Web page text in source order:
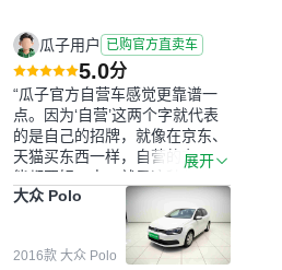
瓜子用户 已购官方直卖车
5.0分
“瓜子官方自营车感觉更靠谱一
点。因为‘自营’这两个字就代表
的是自己的招牌，就像在京东、
天猫买东西一样，自营的东西可
能都要好一点。就是这种刻板印
象吧。一开始买二手车的时候，
我确实有担心过事故车、泡水车
这些问题。瓜子的检测报告其实
并不能完全打消顾虑，因为我也
展开
大众 Polo
2016款 大众 Polo